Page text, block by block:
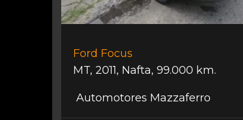
Ford Focus
MT, 2011, Nafta, 99.000 km.
Automotores Mazzaferro